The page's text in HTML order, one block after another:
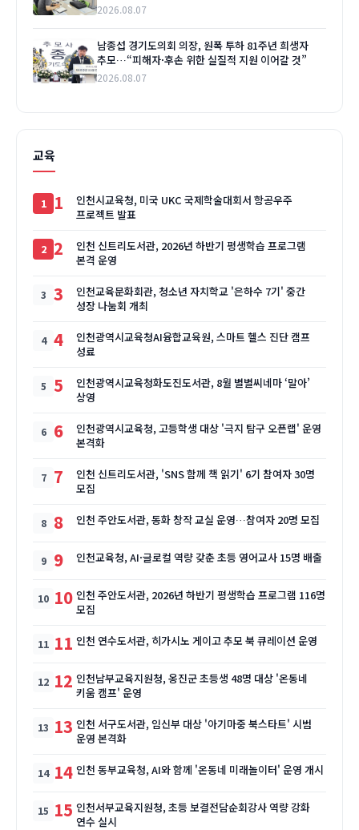
2026.08.07
남종섭 경기도의회 의장, 원폭 투하 81주년 희생자
추모…“피해자·후손 위한 실질적 지원 이어갈 것”
2026.08.07
교육
1
인천시교육청, 미국 UKC 국제학술대회서 항공우주
프로젝트 발표
2
인천 신트리도서관, 2026년 하반기 평생학습 프로그램
본격 운영
3
인천교육문화회관, 청소년 자치학교 '은하수 7기' 중간
성장 나눔회 개최
4
인천광역시교육청AI융합교육원, 스마트 헬스 진단 캠프
성료
5
인천광역시교육청화도진도서관, 8월 별별씨네마 ‘말아’
상영
6
인천광역시교육청, 고등학생 대상 '극지 탐구 오픈랩' 운영
본격화
7
인천 신트리도서관, 'SNS 함께 책 읽기' 6기 참여자 30명
모집
8 인천 주안도서관, 동화 창작 교실 운영…참여자 20명 모집
9 인천교육청, AI·글로컬 역량 갖춘 초등 영어교사 15명 배출
10 인천 주안도서관, 2026년 하반기 평생학습 프로그램 116명
모집
11 인천 연수도서관, 히가시노 게이고 추모 북 큐레이션 운영
12 인천남부교육지원청, 옹진군 초등생 48명 대상 '온동네
키움 캠프' 운영
13 인천 서구도서관, 임신부 대상 '아기마중 북스타트' 시범
운영 본격화
14 인천 동부교육청, AI와 함께 '온동네 미래놀이터' 운영 개시
15 인천서부교육지원청, 초등 보결전담순회강사 역량 강화
연수 실시